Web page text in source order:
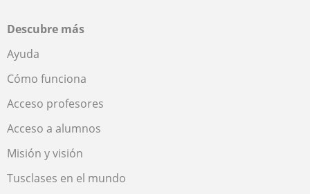
Descubre más
Ayuda
Cómo funciona
Acceso profesores
Acceso a alumnos
Misión y visión
Tusclases en el mundo